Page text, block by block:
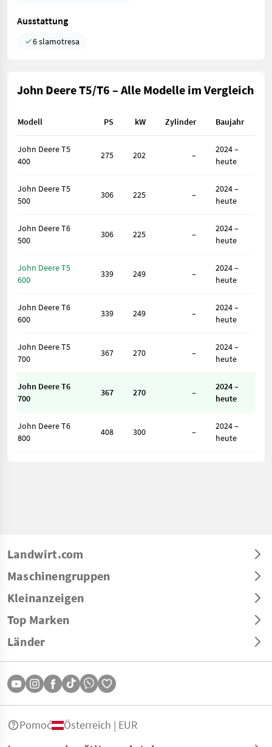
Ausstattung
6 slamotresa
John Deere T5/T6 – Alle Modelle im Vergleich
Modell PS kW Zylinder Baujahr
John Deere T5
400
275 202 –
2024 –
heute
John Deere T5
500
306 225 –
2024 –
heute
John Deere T6
500
306 225 –
2024 –
heute
John Deere T5
600
339 249 –
2024 –
heute
John Deere T6
600
339 249 –
2024 –
heute
John Deere T5
700
367 270 –
2024 –
heute
John Deere T6
700
367 270 –
2024 –
heute
John Deere T6
800
408 300 –
2024 –
heute
Landwirt.com
Maschinengruppen
Kleinanzeigen
Top Marken
Länder
Pomoć Österreich | EUR